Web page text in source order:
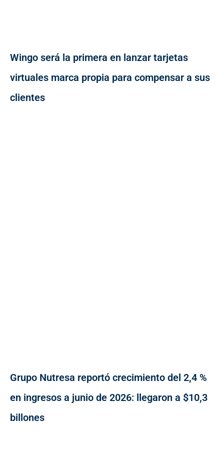
Wingo será la primera en lanzar tarjetas
virtuales marca propia para compensar a sus
clientes
Grupo Nutresa reportó crecimiento del 2,4 %
en ingresos a junio de 2026: llegaron a $10,3
billones